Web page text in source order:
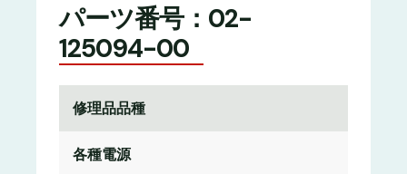
パーツ番号：02-
125094-00
修理品品種
各種電源